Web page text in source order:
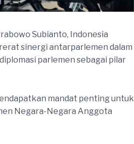
Subianto, Indonesia
sinergi antarparlemen dalam
parlemen sebagai pilar
mandat penting untuk
Negara-Negara Anggota